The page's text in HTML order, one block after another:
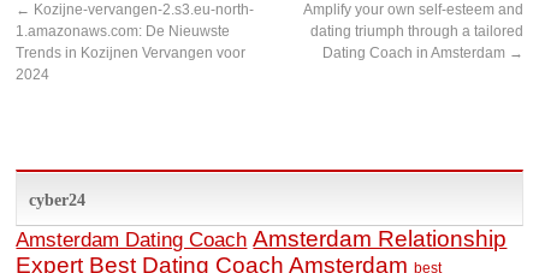
← Kozijne-vervangen-2.s3.eu-north-
1.amazonaws.com: De Nieuwste
Trends in Kozijnen Vervangen voor
2024
Amplify your own self-esteem and
dating triumph through a tailored
Dating Coach in Amsterdam →
cyber24
Amsterdam Dating Coach Amsterdam Relationship
Expert Best Dating Coach Amsterdam best